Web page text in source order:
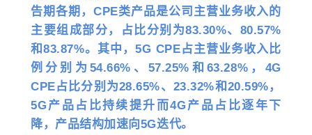
告期各期，CPE类产品是公司主营业务收入的
主要组成部分，占比分别为83.30%、80.57%
和83.87%。其中，5G CPE占主营业务收入比
例分别为54.66%、57.25%和63.28%，4G
CPE占比分别为28.65%、23.32%和20.59%，
5G产品占比持续提升而4G产品占比逐年下
降，产品结构加速向5G迭代。